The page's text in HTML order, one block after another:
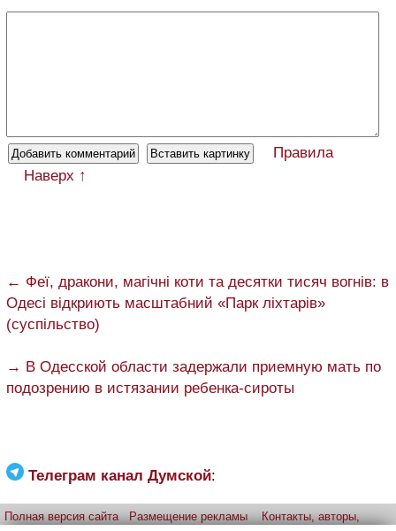
Правила
Наверх ↑
← Феї, дракони, магічні коти та десятки тисяч вогнів: в
Одесі відкриють масштабний «Парк ліхтарів»
(суспільство)
→ В Одесской области задержали приемную мать по
подозрению в истязании ребенка-сироты
Телеграм канал Думской:
Полная версия сайта Размещение рекламы Контакты, авторы,